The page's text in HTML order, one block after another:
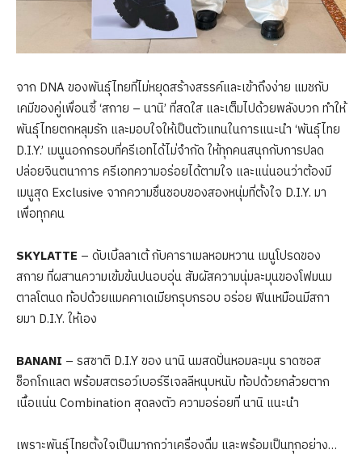
จาก DNA ของพันธุ์ไทยที่ไม่หยุดสร้างสรรค์และเข้าถึงง่าย แมชกับ
เคมีของคู่เพื่อนซี้ ‘สกาย – นานิ’ ที่สดใส และเต็มไปด้วยพลังบวก ทำให้
พันธุ์ไทยตกหลุมรัก และมอบใจให้เป็นตัวแทนในการแนะนำ ‘พันธุ์ไทย
D.I.Y.’ เมนูนอกกรอบที่ครีเอทได้ไม่จำกัด ให้ทุกคนสนุกกับการปลด
ปล่อยจินตนาการ ครีเอทความอร่อยได้ตามใจ และแน่นอนว่าต้องมี
เมนูสุด Exclusive จากความชื่นชอบของสองหนุ่มที่ตั้งใจ D.I.Y. มา
เพื่อทุกคน
SKYLATTE – ดับเบิ้ลลาเต้ กับคาราเมลหอมหวาน เมนูโปรดของ
สกาย ที่ผสานความเข้มข้นปนอบอุ่น สัมผัสความนุ่มละมุนของโฟมนม
ตาลโตนด ท้อปด้วยแมคคาเดเมียกรุบกรอบ อร่อย ฟินเหมือนมีสกา
ยมา D.I.Y. ให้เอง
BANANI – รสชาติ D.I.Y ของ นานิ นมสดปั่นหอมละมุน ราดซอส
ช็อกโกแลต พร้อมสตรอว์เบอร์รีเจลลีหนุบหนับ ท้อปด้วยกล้วยตาก
เนื้อแน่น Combination สุดลงตัว ความอร่อยที่ นานิ แนะนำ
เพราะพันธุ์ไทยตั้งใจเป็นมากกว่าเครื่องดื่ม และพร้อมเป็นทุกอย่าง…